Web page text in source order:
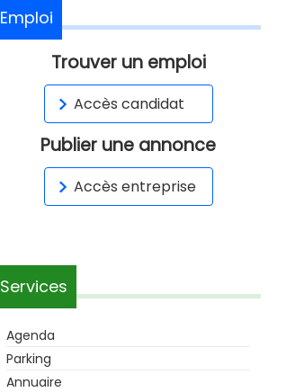
Emploi
Trouver un emploi
Accès candidat
Publier une annonce
Accès entreprise
Services
Agenda
Parking
Annuaire